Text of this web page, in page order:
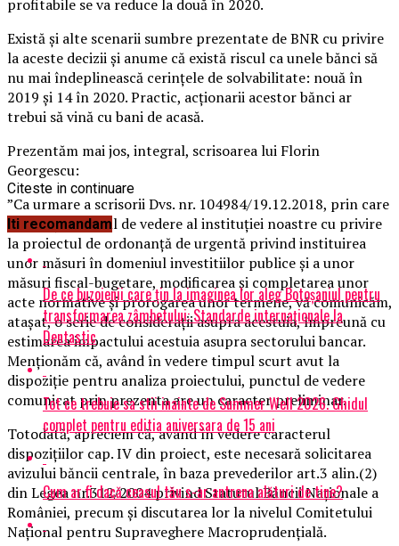
profitabile se va reduce la două în 2020.
Există şi alte scenarii sumbre prezentate de BNR cu privire
la aceste decizii şi anume că există riscul ca unele bănci să
nu mai îndeplinească cerinţele de solvabilitate: nouă în
2019 şi 14 în 2020. Practic, acţionarii acestor bănci ar
trebui să vină cu bani de acasă.
Prezentăm mai jos, integral, scrisoarea lui Florin
Georgescu:
”Ca urmare a scrisorii Dvs. nr. 104984/19.12.2018, prin care
solicitaţi punctul de vedere al instituţiei noastre cu privire
la proiectul de ordonanţă de urgentă privind instituirea
unor măsuri în domeniul investitiilor publice şi a unor
măsuri fiscal-bugetare, modificarea şi completarea unor
acte normative şi prorogarea unor termene, vă comunicăm,
ataşat, o serie de consideraţii asupra acestuia, împreună cu
estimarea impactului acestuia asupra sectorului bancar.
Menţionăm că, având în vedere timpul scurt avut la
dispoziţie pentru analiza proiectului, punctul de vedere
comunicat prin prezenta are un caracter preliminar.
Totodată, apreciem că, având în vedere caracterul
dispoziţiilor cap. IV din proiect, este necesară solicitarea
avizului băncii centrale, în baza prevederilor art.3 alin.(2)
din Legea nr.312/2004 privind Statutul Băncii Naţionale a
României, precum şi discutarea lor la nivelul Comitetului
Naţional pentru Supraveghere Macroprudenţială.
Citeste in continuare
Iti recomandam
De ce buzoienii care țin la imaginea lor aleg Botoșaniul pentru
transformarea zâmbetului: Standarde internaționale la
Dentastic
Tot ce trebuie sa stii inainte de Summer Well 2026. Ghidul
complet pentru editia aniversara de 15 ani
Cum ar fi dacă ceasul tău s-ar antrena alături de tine?